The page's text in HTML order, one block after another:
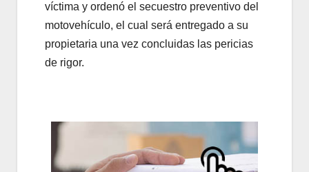
víctima y ordenó el secuestro preventivo del
motovehículo, el cual será entregado a su
propietaria una vez concluidas las pericias
de rigor.